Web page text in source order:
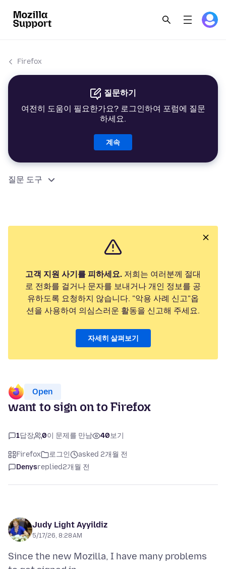
Firefox
질문하기
여전히 도움이 필요한가요? 로그인하여 포럼에 질문
하세요.
계속
질문 도구
고객 지원 사기를 피하세요. 저희는 여러분께 절대
로 전화를 걸거나 문자를 보내거나 개인 정보를 공
유하도록 요청하지 않습니다. "악용 사례 신고"옵
션을 사용하여 의심스러운 활동을 신고해 주세요.
자세히 살펴보기
Open
want to sign on to Firefox
1답장 0이 문제를 만남 40보기
Firefox 로그인
asked 2개월 전
Denysreplied2개월 전
Judy Light Ayyildiz
5/17/26, 8:28 AM
Since the new Mozilla, I have many problems